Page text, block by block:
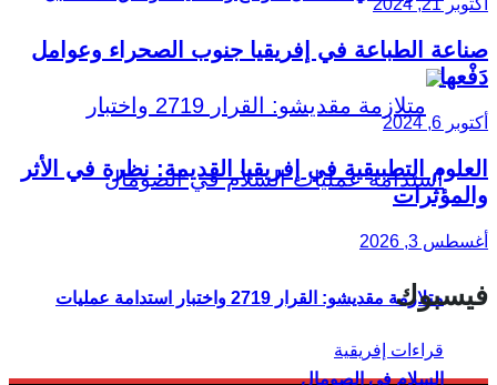
متلازمة مقديشو: القرار 2719 واختبار استدامة عمليات
السلام في الصومال
صناعة الطباعة في إفريقيا جنوب الصحراء وعوامل
دَفْعها
أكتوبر 6, 2024
العلوم التطبيقية في إفريقيا القديمة: نظرة في الأثر
والمؤثرات
أغسطس 3, 2026
فيسبوك